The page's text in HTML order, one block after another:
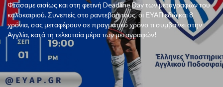
Φτάσαμε αισίως και στη φετινή Deadline Day των μεταγραφών του
καλοκαιριού. Συνεπείς στο ραντεβού τους, οι ΕΥΑΠ εδώ και 8
χρόνια, σας μεταφέρουν σε πραγματικό χρόνο τι συμβαίνει στην
Αγγλία, κατά τη τελευταία μέρα των μεταγραφών!